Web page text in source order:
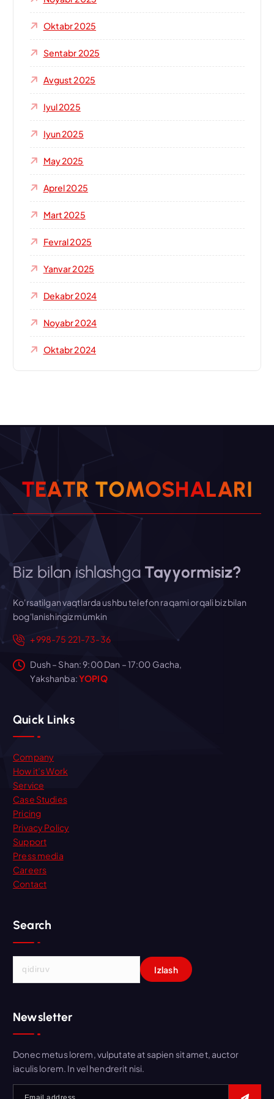
Oktabr 2025
Sentabr 2025
Avgust 2025
Iyul 2025
Iyun 2025
May 2025
Aprel 2025
Mart 2025
Fevral 2025
Yanvar 2025
Dekabr 2024
Noyabr 2024
Oktabr 2024
TEATR TOMOSHALARI
Biz bilan ishlashgaTayyormisiz?
Ko'rsatilgan vaqtlarda ushbu telefon raqami orqali biz bilan
bog'lanishingiz mumkin
+998-75 221-73-36
Dush – Shan: 9:00 Dan – 17:00 Gacha,
Yakshanba:YOPIQ
Quick Links
Company
How it’s Work
Service
Case Studies
Pricing
Privacy Policy
Support
Press media
Careers
Contact
Search
r
s
i
s
Newsletter
Donec metus lorem, vulputate at sapien sit amet, auctor
iaculis lorem. In vel hendrerit nisi.